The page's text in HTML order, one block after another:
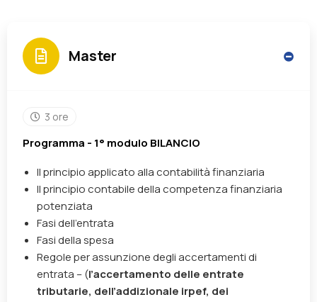
Master
3 ore
Programma - 1° modulo BILANCIO
Il principio applicato alla contabilità finanziaria
Il principio contabile della competenza finanziaria
potenziata
Fasi dell’entrata
Fasi della spesa
Regole per assunzione degli accertamenti di
entrata –(l’accertamento delle entrate
tributarie, dell’addizionale irpef, dei